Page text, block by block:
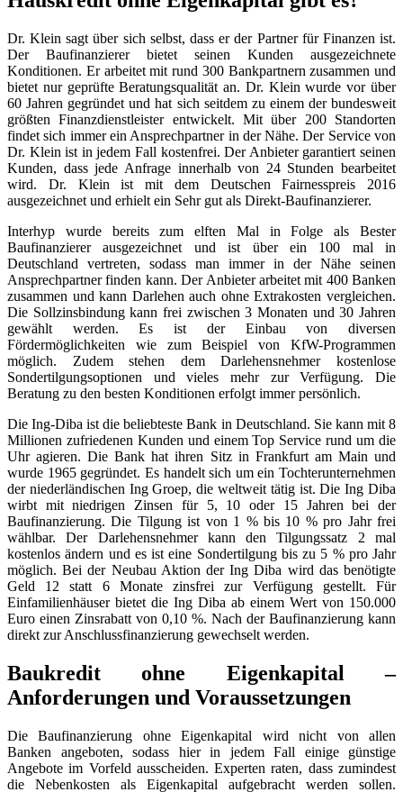
Dr. Klein sagt über sich selbst, dass er der Partner für Finanzen ist.
Der Baufinanzierer bietet seinen Kunden ausgezeichnete
Konditionen. Er arbeitet mit rund 300 Bankpartnern zusammen und
bietet nur geprüfte Beratungsqualität an. Dr. Klein wurde vor über
60 Jahren gegründet und hat sich seitdem zu einem der bundesweit
größten Finanzdienstleister entwickelt. Mit über 200 Standorten
findet sich immer ein Ansprechpartner in der Nähe. Der Service von
Dr. Klein ist in jedem Fall kostenfrei. Der Anbieter garantiert seinen
Kunden, dass jede Anfrage innerhalb von 24 Stunden bearbeitet
wird. Dr. Klein ist mit dem Deutschen Fairnesspreis 2016
ausgezeichnet und erhielt ein Sehr gut als Direkt-Baufinanzierer.
Interhyp wurde bereits zum elften Mal in Folge als Bester
Baufinanzierer ausgezeichnet und ist über ein 100 mal in
Deutschland vertreten, sodass man immer in der Nähe seinen
Ansprechpartner finden kann. Der Anbieter arbeitet mit 400 Banken
zusammen und kann Darlehen auch ohne Extrakosten vergleichen.
Die Sollzinsbindung kann frei zwischen 3 Monaten und 30 Jahren
gewählt werden. Es ist der Einbau von diversen
Fördermöglichkeiten wie zum Beispiel von KfW-Programmen
möglich. Zudem stehen dem Darlehensnehmer kostenlose
Sondertilgungsoptionen und vieles mehr zur Verfügung. Die
Beratung zu den besten Konditionen erfolgt immer persönlich.
Die Ing-Diba ist die beliebteste Bank in Deutschland. Sie kann mit 8
Millionen zufriedenen Kunden und einem Top Service rund um die
Uhr agieren. Die Bank hat ihren Sitz in Frankfurt am Main und
wurde 1965 gegründet. Es handelt sich um ein Tochterunternehmen
der niederländischen Ing Groep, die weltweit tätig ist. Die Ing Diba
wirbt mit niedrigen Zinsen für 5, 10 oder 15 Jahren bei der
Baufinanzierung. Die Tilgung ist von 1 % bis 10 % pro Jahr frei
wählbar. Der Darlehensnehmer kann den Tilgungssatz 2 mal
kostenlos ändern und es ist eine Sondertilgung bis zu 5 % pro Jahr
möglich. Bei der Neubau Aktion der Ing Diba wird das benötigte
Geld 12 statt 6 Monate zinsfrei zur Verfügung gestellt. Für
Einfamilienhäuser bietet die Ing Diba ab einem Wert von 150.000
Euro einen Zinsrabatt von 0,10 %. Nach der Baufinanzierung kann
direkt zur Anschlussfinanzierung gewechselt werden.
Baukredit ohne Eigenkapital –
Anforderungen und Voraussetzungen
Die Baufinanzierung ohne Eigenkapital wird nicht von allen
Banken angeboten, sodass hier in jedem Fall einige günstige
Angebote im Vorfeld ausscheiden. Experten raten, dass zumindest
die Nebenkosten als Eigenkapital aufgebracht werden sollen.